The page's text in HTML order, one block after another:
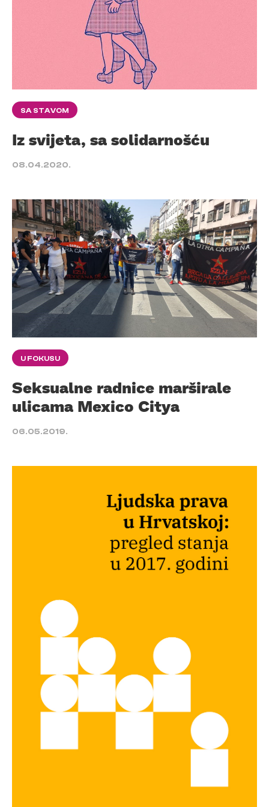
SA STAVOM
Iz svijeta, sa solidarnošću
08.04.2020.
U FOKUSU
Seksualne radnice marširale
ulicama Mexico Citya
06.05.2019.